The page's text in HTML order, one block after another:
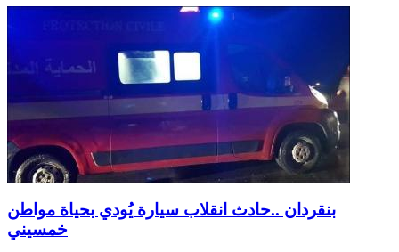
بنقردان ..حادث انقلاب سيارة يُودي بحياة مواطن
خمسيني